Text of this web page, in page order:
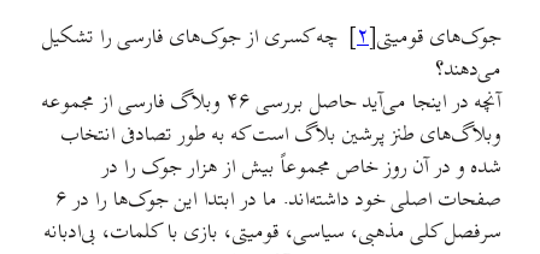
جوک‌های قومیتی[۲] چه کسری از جوک‌های فارسی را تشکیل
می‌دهند؟
آنچه در اینجا می‌آید حاصل بررسی ۴۶ وبلاگ فارسی از مجموعه
وبلاگ‌های طنز پرشین بلاگ است که به طور تصادفی انتخاب
شده و در آن روز خاص مجموعاً بیش از هزار جوک را در
صفحات اصلی خود داشته‌اند. ما در ابتدا این جوک‌ها را در ۶
سرفصل کلی مذهبی، سیاسی، قومیتی، بازی با کلمات، بی‌ادبانه